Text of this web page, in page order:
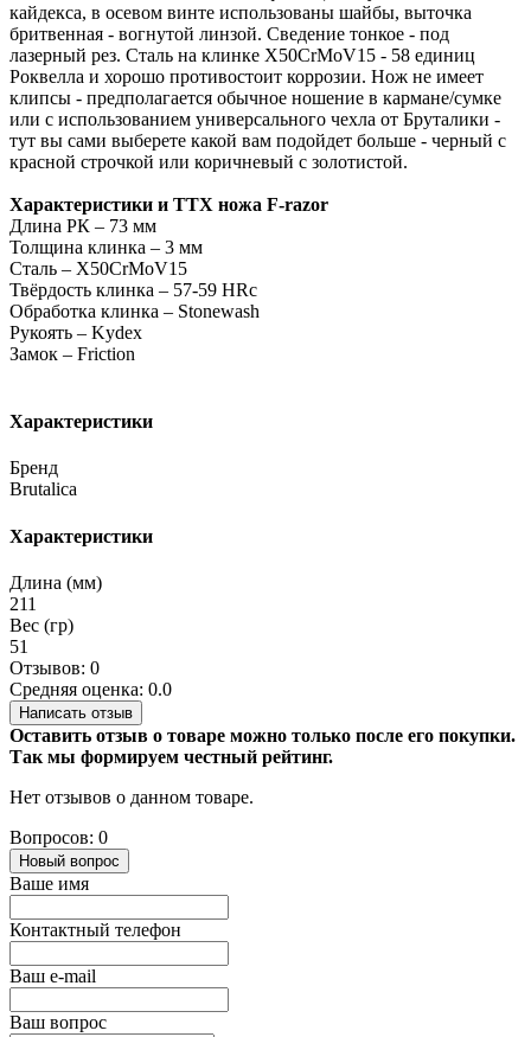
кайдекса, в осевом винте использованы шайбы, выточка
бритвенная - вогнутой линзой. Сведение тонкое - под
лазерный рез. Сталь на клинке X50CrMoV15 - 58 единиц
Роквелла и хорошо противостоит коррозии. Нож не имеет
клипсы - предполагается обычное ношение в кармане/сумке
или с использованием универсального чехла от Бруталики -
тут вы сами выберете какой вам подойдет больше - черный с
красной строчкой или коричневый с золотистой.
Характеристики и ТТХ ножа F-razor
Длина РК – 73 мм
Толщина клинка – 3 мм
Сталь – X50CrMoV15
Твёрдость клинка – 57-59 HRc
Обработка клинка – Stonewash
Рукоять – Kydex
Замок – Friction
Характеристики
Бренд
Brutalica
Характеристики
Длина (мм)
211
Вес (гр)
51
Отзывов: 0
Средняя оценка: 0.0
Написать отзыв
Оставить отзыв о товаре можно только после его покупки.
Так мы формируем честный рейтинг.
Нет отзывов о данном товаре.
Вопросов: 0
Новый вопрос
Ваше имя
Контактный телефон
Ваш e-mail
Ваш вопрос